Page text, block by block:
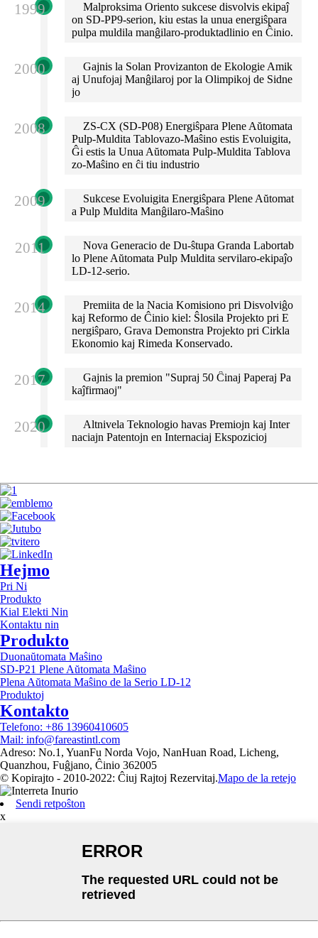
1999
Malproksima Oriento sukcese disvolvis ekipaĵ
on SD-PP9-serion, kiu estas la unua energiŝpara
pulpa muldila manĝilaro-produktadlinio en Ĉinio.
2000
Gajnis la Solan Provizanton de Ekologie Amik
aj Unufojaj Manĝilaroj por la Olimpikoj de Sidne
jo
2008
ZS-CX (SD-P08) Energiŝpara Plene Aŭtomata
Pulp-Muldita Tablovazo-Maŝino estis Evoluigita,
Ĝi estis la Unua Aŭtomata Pulp-Muldita Tablova
zo-Maŝino en ĉi tiu industrio
2009
Sukcese Evoluigita Energiŝpara Plene Aŭtomat
a Pulp Muldita Manĝilaro-Maŝino
2011
Nova Generacio de Du-ŝtupa Granda Labortab
lo Plene Aŭtomata Pulp Muldita servilaro-ekipaĵo
LD-12-serio.
2014
Premiita de la Nacia Komisiono pri Disvolviĝo
kaj Reformo de Ĉinio kiel: Ŝlosila Projekto pri E
nergiŝparo, Grava Demonstra Projekto pri Cirkla
Ekonomio kaj Rimeda Konservado.
2017
Gajnis la premion "Supraj 50 Ĉinaj Paperaj Pa
kaĵfirmaoj"
2020
Altnivela Teknologio havas Premiojn kaj Inter
naciajn Patentojn en Internaciaj Ekspozicioj
Hejmo
Pri Ni
Produkto
Kial Elekti Nin
Kontaktu nin
Produkto
Duonaŭtomata Maŝino
SD-P21 Plene Aŭtomata Maŝino
Plena Aŭtomata Maŝino de la Serio LD-12
Produktoj
Kontakto
Telefono: +86 13960410605
Mail: info@fareastintl.com
Adreso: No.1, YuanFu Norda Vojo, NanHuan Road, Licheng,
Quanzhou, Fuĝjano, Ĉinio 362005
© Kopirajto - 2010-2022: Ĉiuj Rajtoj Rezervitaj.Mapo de la retejo
Sendi retpoŝton
x